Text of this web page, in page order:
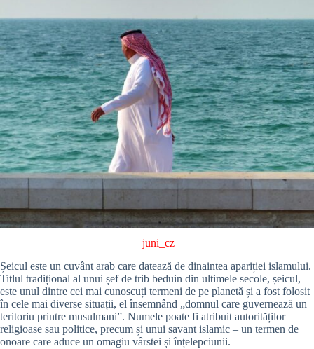
juni_cz
Șeicul este un cuvânt arab care datează de dinaintea apariției islamului.
Titlul tradițional al unui șef de trib beduin din ultimele secole, șeicul,
este unul dintre cei mai cunoscuți termeni de pe planetă și a fost folosit
în cele mai diverse situații, el însemnând „domnul care guvernează un
teritoriu printre musulmani”. Numele poate fi atribuit autorităților
religioase sau politice, precum și unui savant islamic – un termen de
onoare care aduce un omagiu vârstei și înțelepciunii.